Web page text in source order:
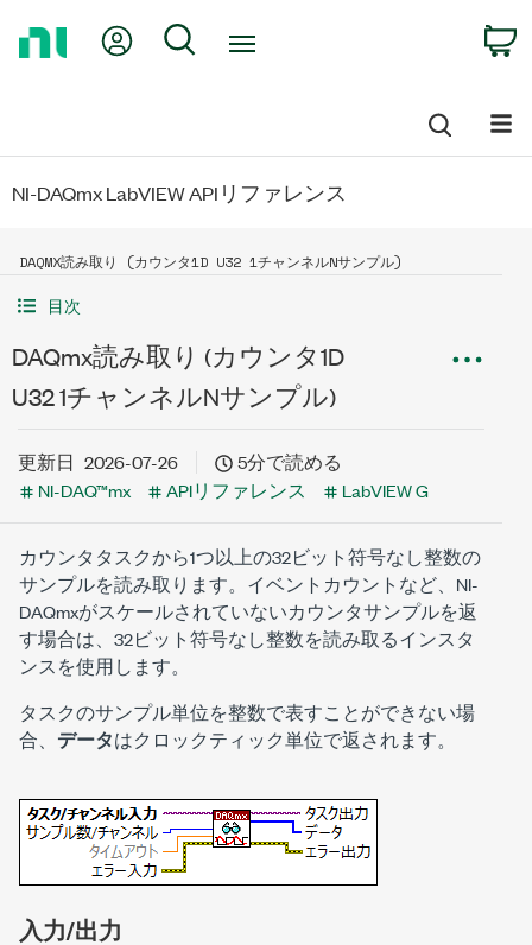
My Account
Search
NI-DAQmx LabVIEW APIリファレンス
DAQMX読み取り (カウンタ1D U32 1チャンネルNサンプル)
目次
DAQmx読み取り (カウンタ1D
U32 1チャンネルNサンプル)
更新日 2026-07-26
5分で読める
NI-DAQ™mx
APIリファレンス LabVIEW G
カウンタタスクから1つ以上の32ビット符号なし整数の
サンプルを読み取ります。イベントカウントなど、NI-
DAQmxがスケールされていないカウンタサンプルを返
す場合は、32ビット符号なし整数を読み取るインスタ
ンスを使用します。
タスクのサンプル単位を整数で表すことができない場
合、 データはクロックティック単位で返されます。
入力/出力